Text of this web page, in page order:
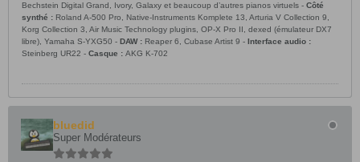
Bechstein Digital Grand, Ivory, Galaxy et beaucoup d’autres pianos virtuels - Côté
synthé : Roland A-500 Pro, Native-Instruments Komplete 13, Arturia V Collection 9,
Korg Collection 3, Air Music Technology plugins, OP-X Pro II, dexed (émulateur DX7
libre), Yamaha S-YXG50 - DAW : Reaper 6, Cubase Artist 9 - Interface audio :
Steinberg UR22 - Casque : AKG K-702
bluedid
Super Modérateurs